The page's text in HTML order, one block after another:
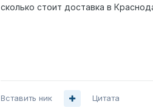
сколько стоит доставка в
Вставить ник Цитата